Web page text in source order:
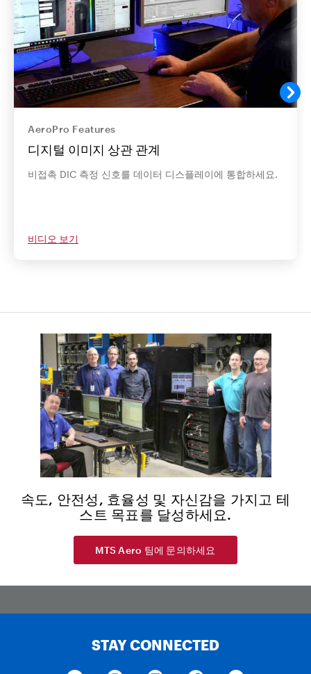
AeroPro Features
디지털 이미지 상관 관계
비접촉 DIC 측정 신호를 데이터 디스플레이에 통합하세요.
비디오 보기
속도, 안전성, 효율성 및 자신감을 가지고 테
스트 목표를 달성하세요.
MTS Aero 팀에 문의하세요
STAY CONNECTED